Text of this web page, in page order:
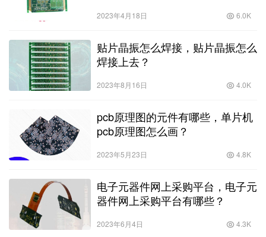
2023年4月18日 6.0K
贴片晶振怎么焊接，贴片晶振怎么
焊接上去？
2023年8月16日 4.0K
pcb原理图的元件有哪些，单片机
pcb原理图怎么画？
2023年5月23日 4.8K
电子元器件网上采购平台，电子元
器件网上采购平台有哪些？
2023年6月4日 4.3K